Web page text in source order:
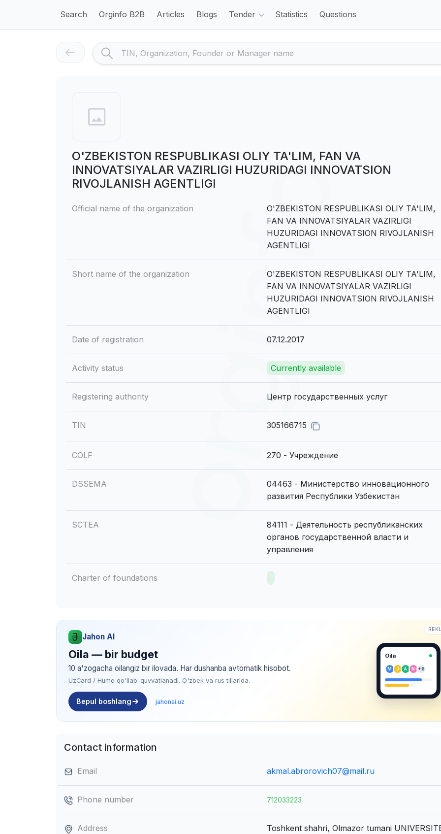
Search Orginfo B2B Articles Blogs Tender Statistics Questions
O'ZBEKISTON RESPUBLIKASI OLIY TA'LIM, FAN VA
INNOVATSIYALAR VAZIRLIGI HUZURIDAGI INNOVATSION
RIVOJLANISH AGENTLIGI
Official name of the organization
O'ZBEKISTON RESPUBLIKASI OLIY TA'LIM,
FAN VA INNOVATSIYALAR VAZIRLIGI
HUZURIDAGI INNOVATSION RIVOJLANISH
AGENTLIGI
Short name of the organization
O'ZBEKISTON RESPUBLIKASI OLIY TA'LIM,
FAN VA INNOVATSIYALAR VAZIRLIGI
HUZURIDAGI INNOVATSION RIVOJLANISH
AGENTLIGI
Date of registration 07.12.2017
Activity status Currently available
Registering authority Центр государственных услуг
TIN 305166715
COLF 270 - Учреждение
DSSEMA
04463 - Министерство инновационного
развития Республики Узбекистан
SCTEA
84111 - Деятельность республиканских
органов государственной власти и
управления
Charter of foundations
Jahon AI
Oila — bir budget
10 a'zogacha oilangiz bir ilovada. Har dushanba avtomatik hisobot.
UzCard / Humo qo'llab-quvvatlanadi. O'zbek va rus tillarida.
Bepul boshlang jahonai.uz
Oila
M J A N +6
Contact information
Email akmal.abrorovich07@mail.ru
Phone number 712033223
Address Toshkent shahri, Olmazor tumani